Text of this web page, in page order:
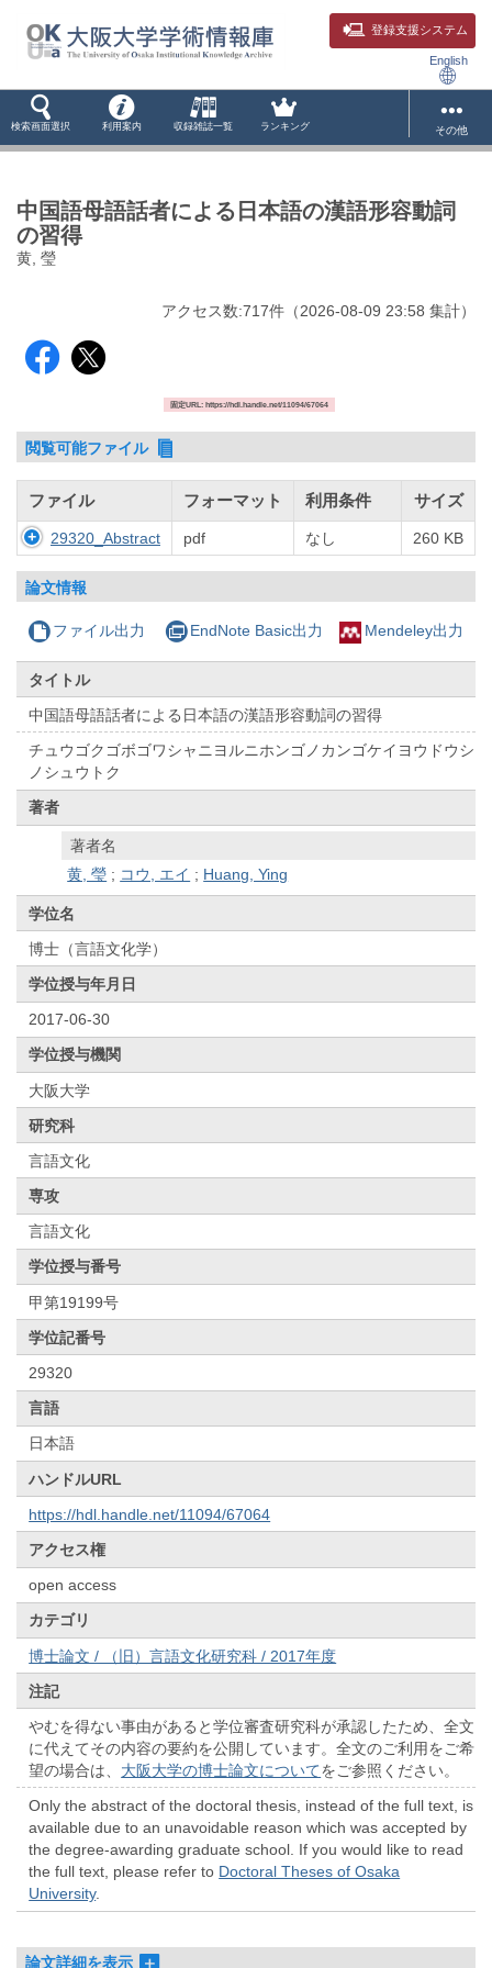
登録支援システム
English
検索画面選択 利用案内 収録雑誌一覧 ランキング その他
中国語母語話者による日本語の漢語形容動詞
の習得
黄, 瑩
アクセス数:717件 （2026-08-09 23:58 集計）
固定URL: https://hdl.handle.net/11094/67064
閲覧可能ファイル
ファイル フォーマット 利用条件 サイズ
29320_Abstract pdf なし 260 KB
論文情報
ファイル出力 EndNote Basic出力 Mendeley出力
タイトル
中国語母語話者による日本語の漢語形容動詞の習得
チュウゴクゴボゴワシャニヨルニホンゴノカンゴケイヨウドウシ
ノシュウトク
著者
著者名
黄, 瑩 ; コウ, エイ ; Huang, Ying
学位名
博士（言語文化学）
学位授与年月日
2017-06-30
学位授与機関
大阪大学
研究科
言語文化
専攻
言語文化
学位授与番号
甲第19199号
学位記番号
29320
言語
日本語
ハンドルURL
https://hdl.handle.net/11094/67064
アクセス権
open access
カテゴリ
博士論文 / （旧）言語文化研究科 / 2017年度
注記
やむを得ない事由があると学位審査研究科が承認したため、全文
に代えてその内容の要約を公開しています。全文のご利用をご希
望の場合は、 大阪大学の博士論文についてをご参照ください。
Only the abstract of the doctoral thesis, instead of the full text, is
available due to an unavoidable reason which was accepted by
the degree-awarding graduate school. If you would like to read
the full text, please refer to Doctoral Theses of Osaka
University.
論文詳細を表示